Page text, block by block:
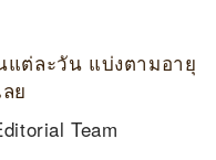
ต่ละวัน แบ่งตามอายุ
ย
Team